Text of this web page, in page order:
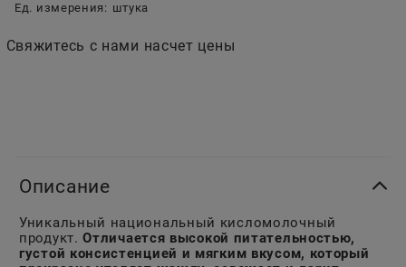
Ед. измерения: штука
Свяжитесь с нами насчет цены
Описание
Уникальный национальный кисломолочный
продукт.Отличается высокой питательностью,
густой консистенцией и мягким вкусом, который